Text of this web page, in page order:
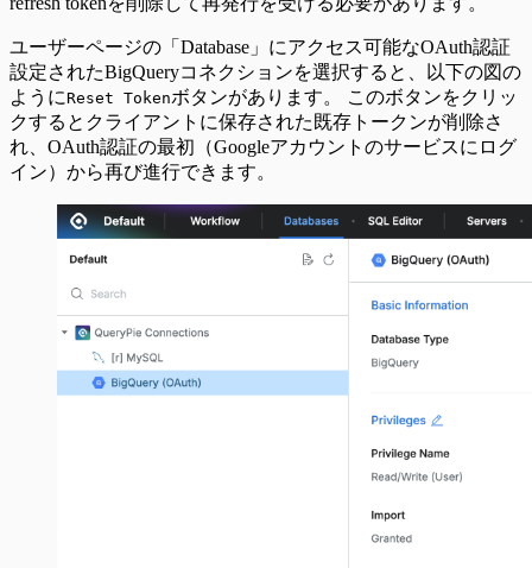
ユーザーページの「Database」にアクセス可能なOAuth認証
設定されたBigQueryコネクションを選択すると、以下の図の
ようにReset Tokenボタンがあります。 このボタンをクリッ
クするとクライアントに保存された既存トークンが削除さ
れ、OAuth認証の最初（Googleアカウントのサービスにログ
イン）から再び進行できます。